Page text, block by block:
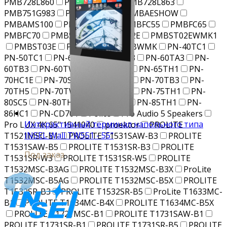
PMB751G983
PMBAENOTE
PMBAESHOW
PMBAMS100
PMBAMT100 PMBFC55
PMBFC65
PMBFC70
PMBST01 PMBST02E
PMBST02EWMK1
PMBST03E
PMBST04E PMBWMK
PN-40TС1
PN-50TC1
PN-60SС5 PN-60T3 PN-60TA3
PN-
60TB3
PN-60TW3 PN-65TH1
PN-
70HC1E
PN-70SC3 PN-70TB3
PN-
70TH5
PN-70TW3 PN-75TH1
PN-
80SС5
PN-80TH5 PN-85TH1
PN-
86HC1
PN-CD701 Police
Pro Audio 5 Speakers
Pro LUX 4K 65" 1541040
proektor
PROLITE
T1521MSC-B1
PROLITE T1531SAW-B3
PROLITE
T1531SAW-B5
PROLITE T1531SR-B3
PROLITE
T1531SR-W3
PROLITE T1531SR-W5
PROLITE
T1532MSC-B3AG
PROLITE T1532MSC-B3X
ProLite
T1532MSC-B5AG
PROLITE T1532MSC-B5X
PROLITE
T1532SR-B3
PROLITE T1532SR-B5
ProLite T1633MC-
B1
PROLITE T1634MC-B4X
PROLITE T1634MC-B5X
PROLITE T1721MSC-B1
PROLITE T1731SAW-B1
Интерактивный терминал напольного типа
INSEL Wall TW551 - 55"
Под заказ